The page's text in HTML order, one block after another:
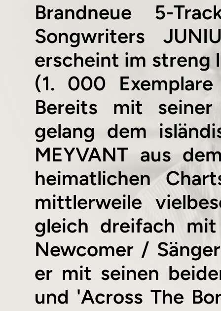
Brandneue 5-
Songwriters
erscheint im streng
(1. 000 Exemplare
Bereits mit
gelang dem
MEYVANT aus
heimatlichen
mittlerweile
gleich dreifach
Newcomer /
er mit seinen
und 'Across The